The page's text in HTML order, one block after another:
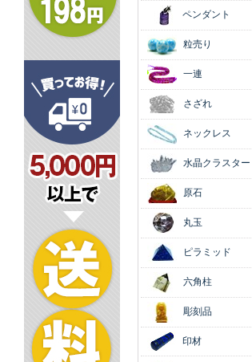
ペンダント
粒売り
一連
さざれ
ネックレス
水晶クラスター
原石
丸玉
ピラミッド
六角柱
彫刻品
印材